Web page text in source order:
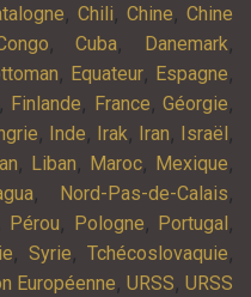
, Chili, Chine, Chine
,Cuba, Danemark,
, Equateur, Espagne,
, Finlande, France,Géorgie,
, Inde, Irak, Iran, Israël ,
, Liban, Maroc, Mexique,
, Nord-Pas-de-Calais,
Pérou, Pologne, Portugal ,
, Syrie, Tchécoslovaquie,
Européenne, URSS,URSS